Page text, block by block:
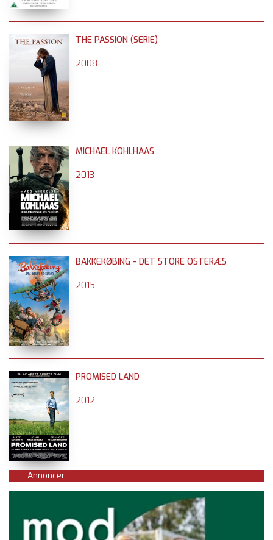
THE PASSION (SERIE)
2008
MICHAEL KOHLHAAS
2013
BAKKEKØBING - DET STORE OSTERÆS
2015
PROMISED LAND
2012
Annoncer